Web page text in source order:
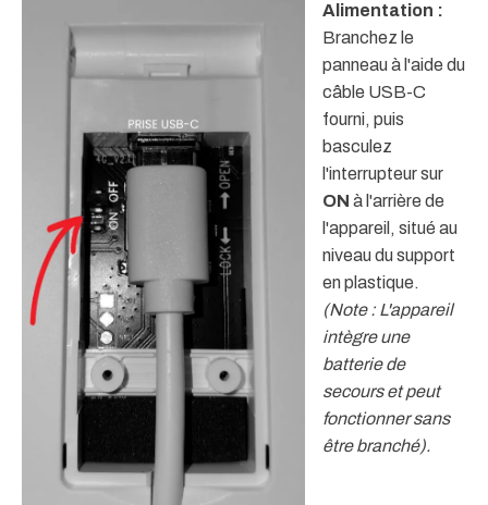
Alimentation :
Branchez le
panneau à l'aide du
câble USB-C
fourni, puis
basculez
l'interrupteur sur
ON à l'arrière de
l'appareil, situé au
niveau du support
en plastique.
(Note : L'appareil
intègre une
batterie de
secours et peut
fonctionner sans
être branché).